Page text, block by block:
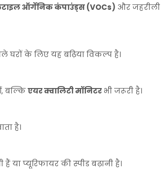
ऑर्गेनिक कंपाउंड्स (VOCs) और जहरीली
घरों के लिए यह बढ़िया विकल्प है।
बल्किएयर क्वालिटी मॉनिटर भी जरूरी है।
है।
प्यूरिफायर की स्पीड बढ़ानी है।